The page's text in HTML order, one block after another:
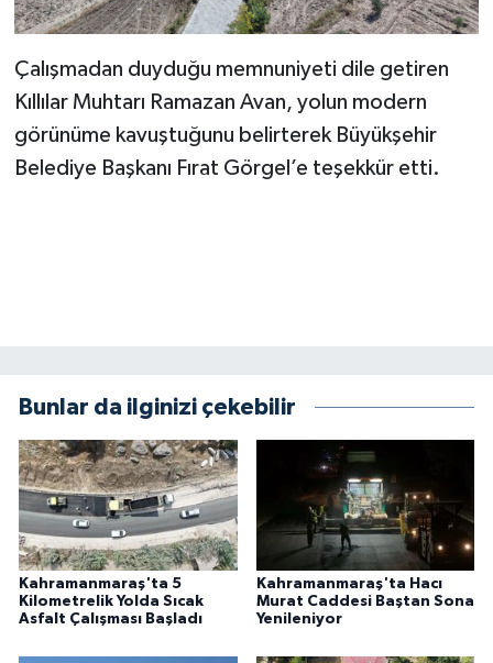
Çalışmadan duyduğu memnuniyeti dile getiren
Kıllılar Muhtarı Ramazan Avan, yolun modern
görünüme kavuştuğunu belirterek Büyükşehir
Belediye Başkanı Fırat Görgel’e teşekkür etti.
Bunlar da ilginizi çekebilir
Kahramanmaraş'ta 5
Kilometrelik Yolda Sıcak
Asfalt Çalışması Başladı
Kahramanmaraş'ta Hacı
Murat Caddesi Baştan Sona
Yenileniyor
Genel
Politika
YEREL
BİLİM VE TEKNOLOJİ
YARIŞMALAR
TANITIM
HABERDE İNSAN